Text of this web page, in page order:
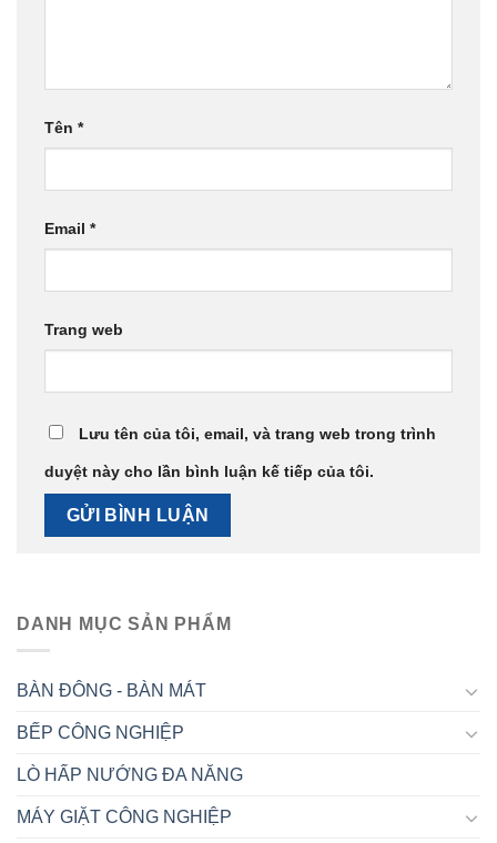
Tên *
Email *
Trang web
Lưu tên của tôi, email, và trang web trong trình
duyệt này cho lần bình luận kế tiếp của tôi.
DANH MỤC SẢN PHẨM
BÀN ĐÔNG - BÀN MÁT
BẾP CÔNG NGHIỆP
LÒ HẤP NƯỚNG ĐA NĂNG
MÁY GIẶT CÔNG NGHIỆP